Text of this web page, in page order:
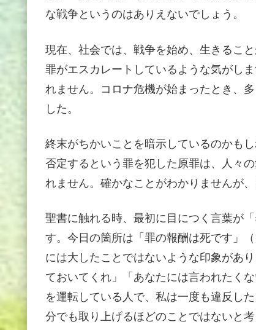
な戦争というのはありえないでしょう。
現在、社会では、戦争を始め、生きるこ
罪がエスカレートしているような気がし
れません。コロナ危機が始まったとき、
した。
終末がちかいことを暗示しているのかも
否定するという罪を犯した原罪は、人々
れません。確かなことがわかりませんが
聖書に触れる時、最初に目につく言葉が
す。今日の箇所は「罪の報酬は死です」
には大したことではないような印象があ
ておいてくれ」「あなたには言われたく
を運転している人で、私は一度も違反し
分でも取り上げるほどのことではないと考